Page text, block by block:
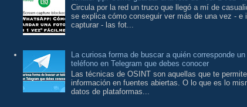
Circula por la red un truco que llegó a mí de
se explica cómo conseguir ver más de una vez - e
capturar - las fot...
La curiosa forma de buscar a quién corresponde
teléfono en Telegram que debes conocer
Las técnicas de OSINT son aquellas que te
información en fuentes abiertas. O lo que es lo
datos de plataformas...